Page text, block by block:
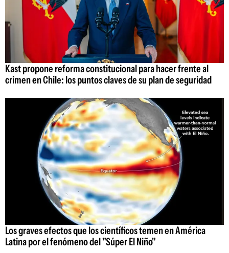
Kast propone reforma constitucional para hacer frente al
crimen en Chile: los puntos claves de su plan de seguridad
Los graves efectos que los científicos temen en América
Latina por el fenómeno del "Súper El Niño"